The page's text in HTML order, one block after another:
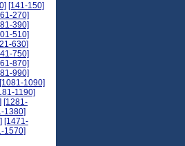
[141-150]
270]
390]
510]
630]
750]
870]
990]
[1081-1090]
1190]
[1281-
1380]
[1471-
1570]